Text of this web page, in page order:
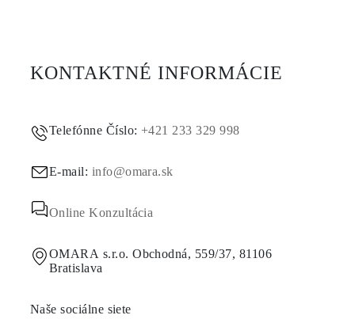
KONTAKTNÉ INFORMÁCIE
Telefónne Číslo: +421 233 329 998
E-mail: info@omara.sk
Online Konzultácia
OMARA s.r.o. Obchodná, 559/37, 81106
Bratislava
Naše sociálne siete